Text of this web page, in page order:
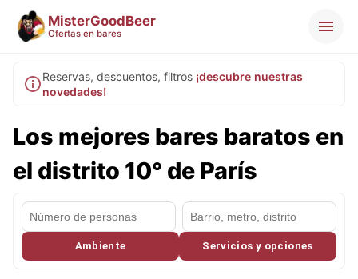
MisterGoodBeer
Ofertas en bares
Reservas, descuentos, filtros ¡descubre nuestras
novedades!
Los mejores bares baratos en
el distrito 10° de París
Ambiente Servicios y opciones